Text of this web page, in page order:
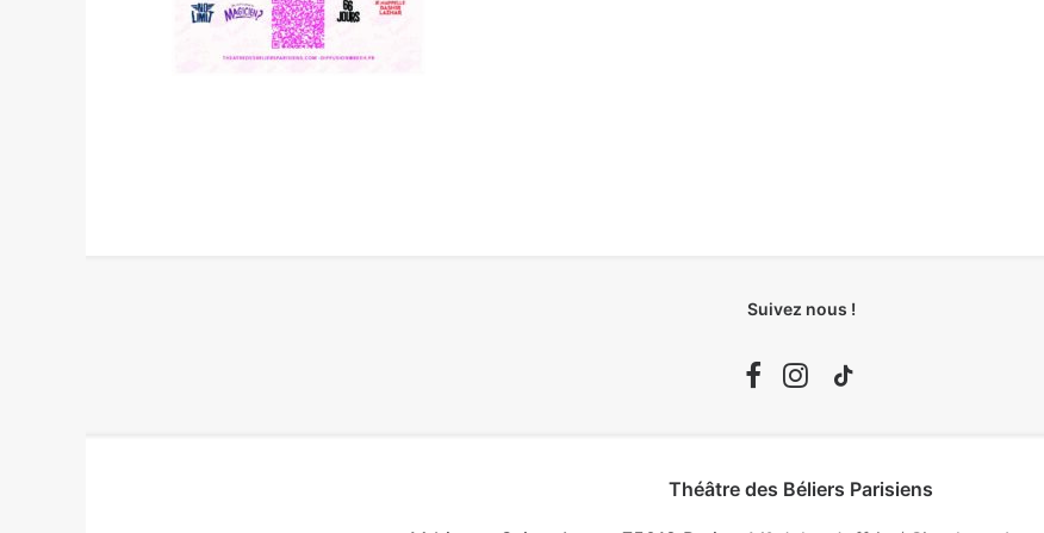
Suivez nous !
Théâtre des Béliers Parisiens